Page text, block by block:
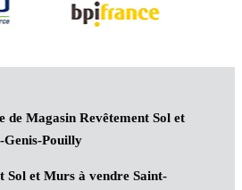
de Magasin Revêtement Sol et
Genis-Pouilly
Sol et Murs à vendre Saint-